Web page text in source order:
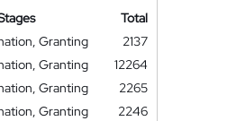
Total
Granting
2137
Granting
12264
Granting
2265
Granting 2246